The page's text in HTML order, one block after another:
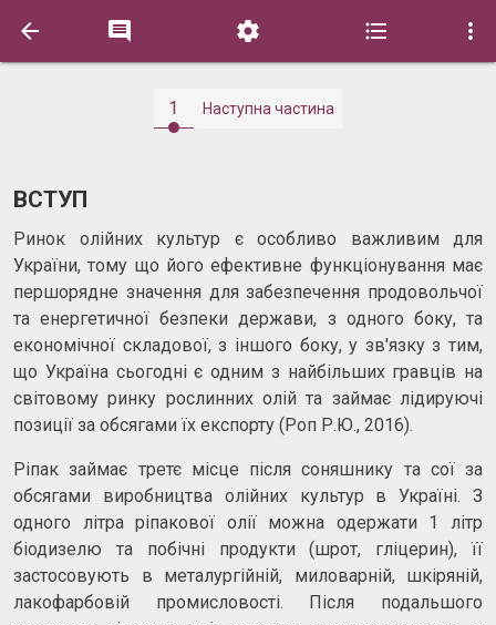
    
1 Наступна частина
ВСТУП
Ринок олійних культур є особливо важливим для
України, тому що його ефективне функціонування має
першорядне значення для забезпечення продовольчої
та енергетичної безпеки держави, з одного боку, та
економічної складової, з іншого боку, у зв'язку з тим,
що Україна сьогодні є одним з найбільших гравців на
світовому ринку рослинних олій та займає лідируючі
позиції за обсягами їх експорту (Роп Р.Ю., 2016).
Ріпак займає третє місце після соняшнику та сої за
обсягами виробництва олійних культур в Україні. З
одного літра ріпакової олії можна одержати 1 літр
біодизелю та побічні продукти (шрот, гліцерин), її
застосовують в металургійній, миловарній, шкіряній,
лакофарбовій промисловості. Після подальшого